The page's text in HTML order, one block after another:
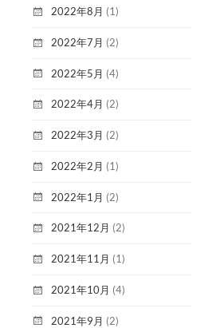
2022年8月 (1)
2022年7月 (2)
2022年5月 (4)
2022年4月 (2)
2022年3月 (2)
2022年2月 (1)
2022年1月 (2)
2021年12月 (2)
2021年11月 (1)
2021年10月 (4)
2021年9月 (2)